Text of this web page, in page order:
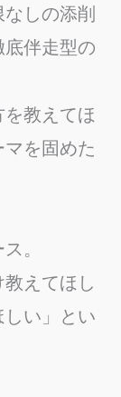
しの添削
伴走型の
を教えてほ
を固めた
。
教えてほし
い」とい